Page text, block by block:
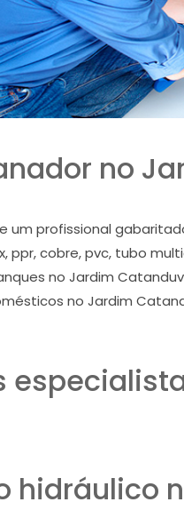
no
um profissional
ppr, cobre, pvc, tubo
no Jardim
no Jardim
hidráulico